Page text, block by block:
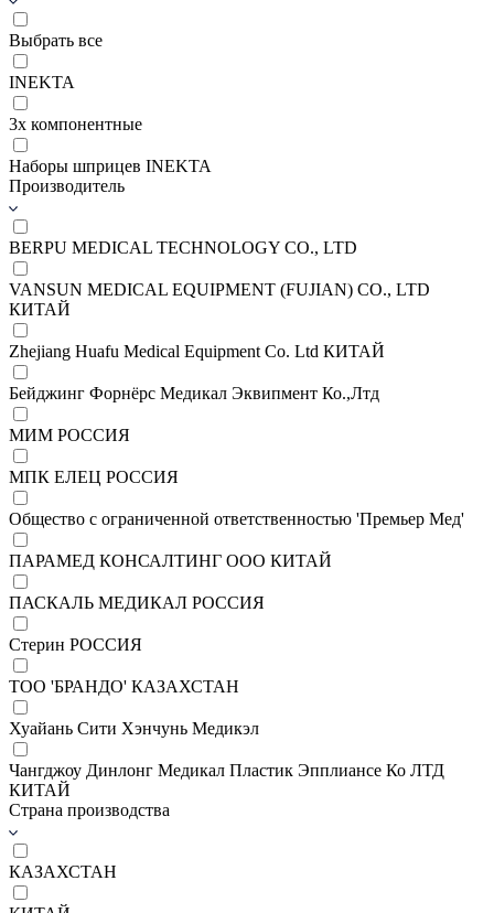
Выбрать все
INEKTA
3х компонентные
Наборы шприцев INEKTA
Производитель
BERPU MEDICAL TECHNOLOGY CO., LTD
VANSUN MEDICAL EQUIPMENT (FUJIAN) CO., LTD
КИТАЙ
Zhejiang Huafu Medical Equipment Co. Ltd КИТАЙ
Бейджинг Форнёрс Медикал Эквипмент Ко.,Лтд
МИМ РОССИЯ
МПК ЕЛЕЦ РОССИЯ
Общество с ограниченной ответственностью 'Премьер Мед'
ПАРАМЕД КОНСАЛТИНГ ООО КИТАЙ
ПАСКАЛЬ МЕДИКАЛ РОССИЯ
Стерин РОССИЯ
ТОО 'БРАНДО' КАЗАХСТАН
Хуайань Сити Хэнчунь Медикэл
Чангджоу Динлонг Медикал Пластик Эпплиансе Ко ЛТД
КИТАЙ
Страна производства
КАЗАХСТАН